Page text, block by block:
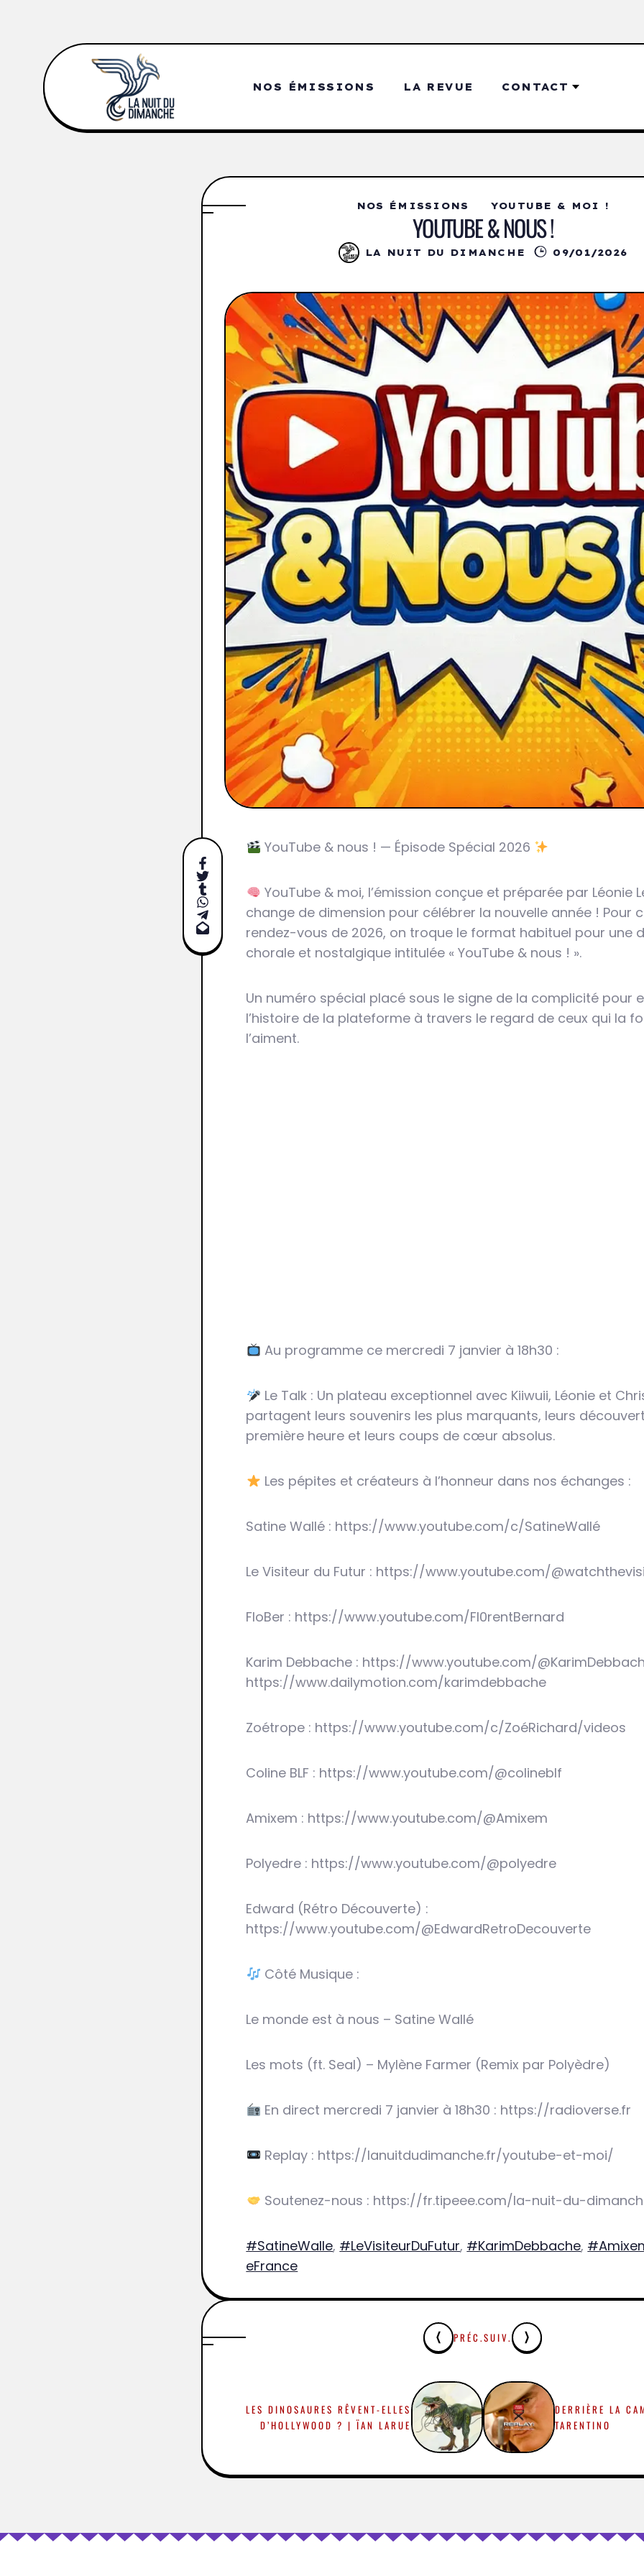
NOS ÉMISSIONS LA REVUE CONTACT
NOS ÉMISSIONS YOUTUBE & MOI !
YOUTUBE & NOUS !
LA NUIT DU DIMANCHE 09/01/2026
YouTube & nous ! — Épisode Spécial 2026
YouTube & moi, l’émission conçue et préparée par Léonie
change de dimension pour célébrer la nouvelle année ! Pour
rendez-vous de 2026, on troque le format habituel pour une
chorale et nostalgique intitulée « YouTube & nous ! ».
Un numéro spécial placé sous le signe de la complicité pour
l’histoire de la plateforme à travers le regard de ceux qui la
l’aiment.
Au programme ce mercredi 7 janvier à 18h30 :
Le Talk : Un plateau exceptionnel avec Kiiwuii, Léonie et
partagent leurs souvenirs les plus marquants, leurs
première heure et leurs coups de cœur absolus.
Les pépites et créateurs à l’honneur dans nos échanges :
Satine Wallé : https://www.youtube.com/c/SatineWallé
Le Visiteur du Futur : https://www.youtube.com/
FloBer : https://www.youtube.com/Fl0rentBernard
Karim Debbache : https://www.youtube.com/
https://www.dailymotion.com/karimdebbache
Zoétrope : https://www.youtube.com/c/ZoéRichard/videos
Coline BLF : https://www.youtube.com/@colineblf
Amixem : https://www.youtube.com/@Amixem
Polyedre : https://www.youtube.com/@polyedre
Edward (Rétro Découverte) :
https://www.youtube.com/@EdwardRetroDecouverte
Côté Musique :
Le monde est à nous – Satine Wallé
Les mots (ft. Seal) – Mylène Farmer (Remix par Polyèdre)
En direct mercredi 7 janvier à 18h30 : https://radioverse.fr
Replay : https://lanuitdudimanche.fr/youtube-et-moi/
Soutenez-nous : https://fr.tipeee.com/la-nuit-du-
#SatineWalle, #LeVisiteurDuFutur, #KarimDebbache,
eFrance
PRÉC.SUIV.
LES DINOSAURES RÊVENT-ELLES
D’HOLLYWOOD ? | ÏAN LARUE
DERRIÈRE LA
TARENTINO